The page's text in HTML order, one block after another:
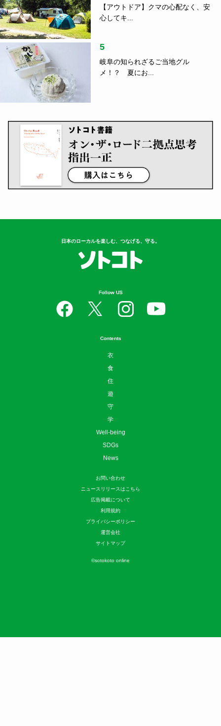
【アウトドア】クマの心配なく、安
心してキ...
5
岐阜の知られざるご当地グル
メ！？ 夏にお...
日本のローカルを楽しむ、つなげる、守る。
Follow US
Contents
衣
食
住
遊
守
学
Well-being
SDGs
News
お問い合わせ
ニュースリリースはこちら
広告掲載について
利用規約
プライバシーポリシー
運営会社
サイトマップ
©sotokoto online